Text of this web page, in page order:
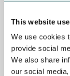
This website
We use cookies
provide social
We also share
our social
Artikelnummer